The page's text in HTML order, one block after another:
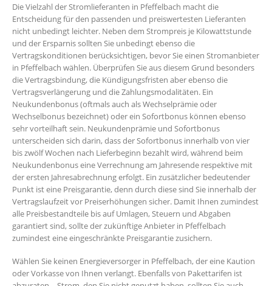
Die Vielzahl der Stromlieferanten in Pfeffelbach macht die
Entscheidung für den passenden und preiswertesten Lieferanten
nicht unbedingt leichter. Neben dem Strompreis je Kilowattstunde
und der Ersparnis sollten Sie unbedingt ebenso die
Vertragskonditionen berücksichtigen, bevor Sie einen Stromanbieter
in Pfeffelbach wählen. Überprüfen Sie aus diesem Grund besonders
die Vertragsbindung, die Kündigungsfristen aber ebenso die
Vertragsverlängerung und die Zahlungsmodalitäten. Ein
Neukundenbonus (oftmals auch als Wechselprämie oder
Wechselbonus bezeichnet) oder ein Sofortbonus können ebenso
sehr vorteilhaft sein. Neukundenprämie und Sofortbonus
unterscheiden sich darin, dass der Sofortbonus innerhalb von vier
bis zwölf Wochen nach Lieferbeginn bezahlt wird, während beim
Neukundenbonus eine Verrechnung am Jahresende respektive mit
der ersten Jahresabrechnung erfolgt. Ein zusätzlicher bedeutender
Punkt ist eine Preisgarantie, denn durch diese sind Sie innerhalb der
Vertragslaufzeit vor Preiserhöhungen sicher. Damit Ihnen zumindest
alle Preisbestandteile bis auf Umlagen, Steuern und Abgaben
garantiert sind, sollte der zukünftige Anbieter in Pfeffelbach
zumindest eine eingeschränkte Preisgarantie zusichern.
Wählen Sie keinen Energieversorger in Pfeffelbach, der eine Kaution
oder Vorkasse von Ihnen verlangt. Ebenfalls von Pakettarifen ist